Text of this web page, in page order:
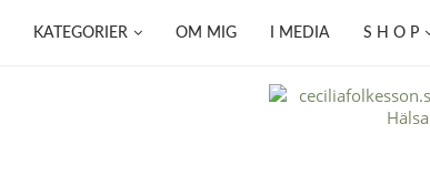
KATEGORIER OM MIG I MEDIA S H O P